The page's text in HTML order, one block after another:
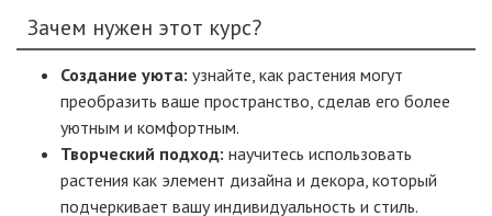
Зачем нужен этот курс?
Создание уюта: узнайте, как растения могут
преобразить ваше пространство, сделав его более
уютным и комфортным.
Творческий подход: научитесь использовать
растения как элемент дизайна и декора, который
подчеркивает вашу индивидуальность и стиль.